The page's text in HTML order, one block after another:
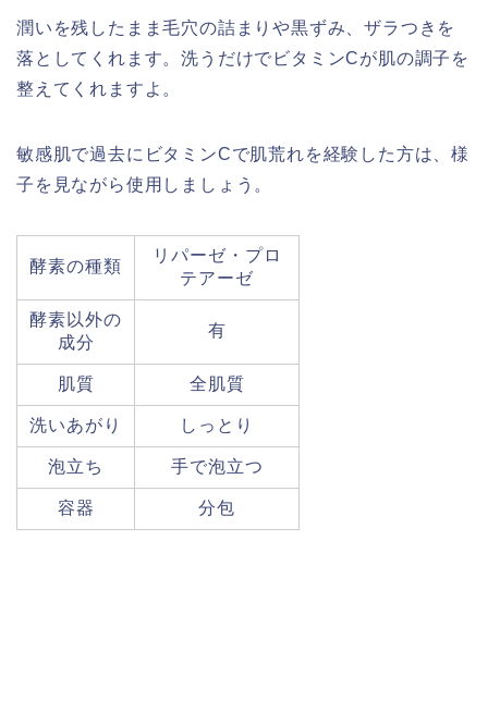
潤いを残したまま毛穴の詰まりや黒ずみ、ザラつきを
落としてくれます。洗うだけでビタミンCが肌の調子を
整えてくれますよ。
敏感肌で過去にビタミンCで肌荒れを経験した方は、様
子を見ながら使用しましょう。
酵素の種類
リパーゼ・プロ
テアーゼ
酵素以外の
成分
有
肌質 全肌質
洗いあがり しっとり
泡立ち 手で泡立つ
容器 分包